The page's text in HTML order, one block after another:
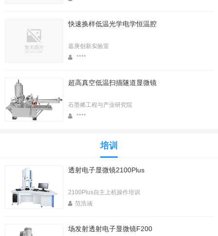
快速换样低温光学电学恒温腔
嘉庚创新实验室
****
超高真空低温扫描隧道显微镜
石墨烯工程与产业研究院
****
培训
透射电子显微镜2100Plus
2100Plus自主上机操作培训
范浩涵
场发射透射电子显微镜F200